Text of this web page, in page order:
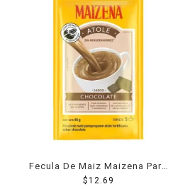
Fecula De Maiz Maizena Para
Atole Sabor Chocolate 50 Grs
$12.69